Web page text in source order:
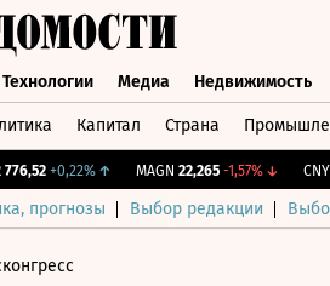
Технологии Медиа Недвижимость
Капитал Страна
+0,22%↑ MAGN 22,265 -1,57%↓ CNY
прогнозы Выбор редакции